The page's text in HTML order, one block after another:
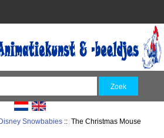
Snowbabies:: The Christmas Mouse